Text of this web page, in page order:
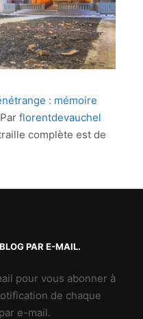
: mémoire
Par florentdevauchel
complète est de
PAR E-MAIL.
pour vous abonner à
de chaque
e-mail.